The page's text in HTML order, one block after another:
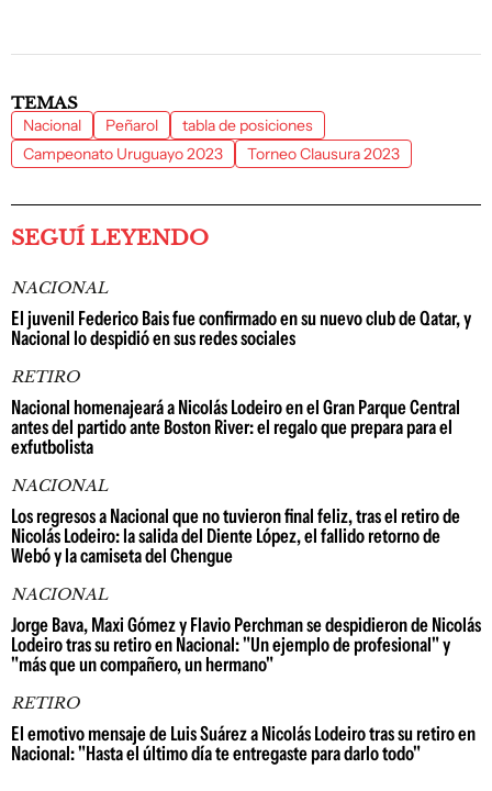
TEMAS
Nacional Peñarol
tabla de posiciones
Campeonato Uruguayo 2023
Torneo Clausura 2023
SEGUÍ LEYENDO
NACIONAL
El juvenil Federico Bais fue confirmado en su nuevo club de Qatar, y
Nacional lo despidió en sus redes sociales
RETIRO
Nacional homenajeará a Nicolás Lodeiro en el Gran Parque Central
antes del partido ante Boston River: el regalo que prepara para el
exfutbolista
NACIONAL
Los regresos a Nacional que no tuvieron final feliz, tras el retiro de
Nicolás Lodeiro: la salida del Diente López, el fallido retorno de
Webó y la camiseta del Chengue
NACIONAL
Jorge Bava, Maxi Gómez y Flavio Perchman se despidieron de Nicolás
Lodeiro tras su retiro en Nacional: "Un ejemplo de profesional" y
"más que un compañero, un hermano"
RETIRO
El emotivo mensaje de Luis Suárez a Nicolás Lodeiro tras su retiro en
Nacional: "Hasta el último día te entregaste para darlo todo"